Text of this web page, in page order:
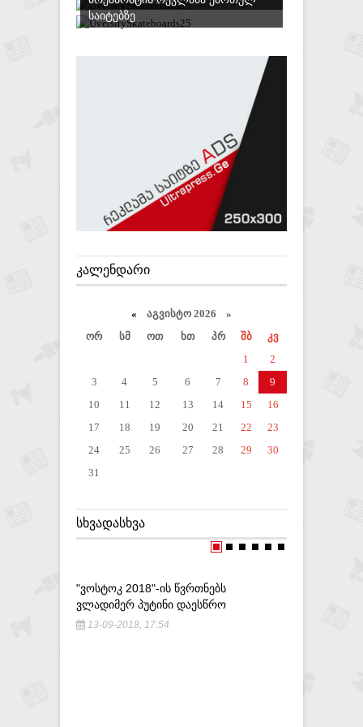
ᲡᲐᲘᲢᲔᲑᲖᲔ
ᲙᲐᲚᲔᲜᲓᲐᲠᲘ
« აგვისტო 2026 »
ორ
სმ ოთ ხთ პრ შბ
კვ
1
2
3
4 5 6 7 8
9
10
11 12 13 14 15
16
17
18 19 20 21 22
23
24
25 26 27 28 29
30
31
ᲡᲮᲕᲐᲓᲐᲡᲮᲕᲐ
"ᲕᲝᲡᲢᲝᲙ 2018"-ᲘᲡ ᲬᲕᲠᲗᲜᲔᲑᲡ
ᲕᲚᲐᲓᲘᲛᲔᲠ ᲞᲣᲢᲘᲜᲘ ᲓᲐᲔᲡᲬᲠᲝ
13-09-2018, 17:54